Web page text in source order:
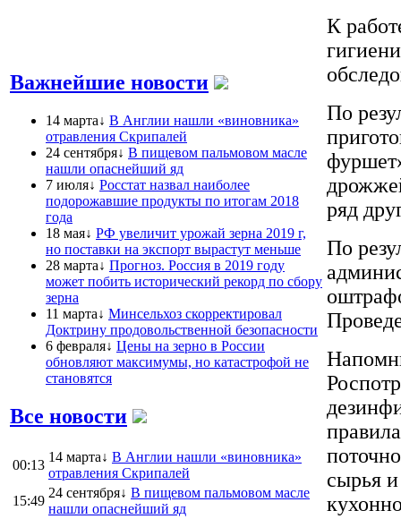
Важнейшие новости
14 марта↓ В Англии нашли «виновника»
отравления Скрипалей
24 сентября↓ В пищевом пальмовом масле
нашли опаснейший яд
7 июля↓ Росстат назвал наиболее
подорожавшие продукты по итогам 2018
года
18 мая↓ РФ увеличит урожай зерна 2019 г,
но поставки на экспорт вырастут меньше
28 марта↓ Прогноз. Россия в 2019 году
может побить исторический рекорд по сбору
зерна
11 марта↓ Минсельхоз скорректировал
Доктрину продовольственной безопасности
6 февраля↓ Цены на зерно в России
обновляют максимумы, но катастрофой не
становятся
Все новости
00:13
14 марта↓ В Англии нашли «виновника»
отравления Скрипалей
15:49
24 сентября↓ В пищевом пальмовом масле
нашли опаснейший яд
К
По
ряд
По
сырья